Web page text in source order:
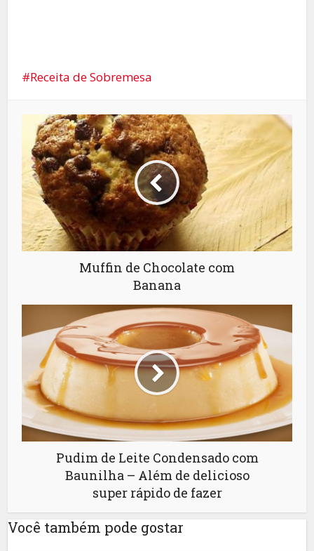
Receita de Sobremesa
Muffin de Chocolate com
Banana
Pudim de Leite Condensado com
Baunilha – Além de delicioso
super rápido de fazer
Você também pode gostar